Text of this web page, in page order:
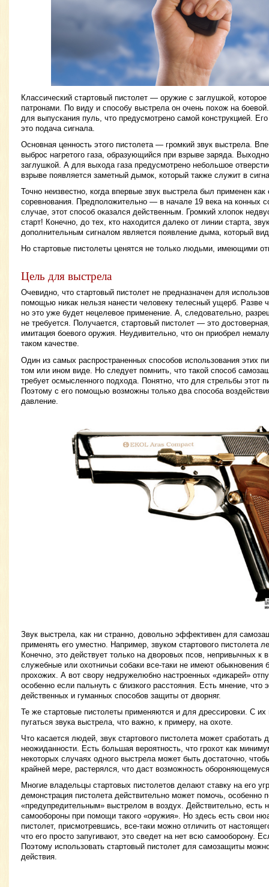
Классический стартовый пистолет — оружие с заглушкой,
патронами. По виду и способу выстрела он очень похож на
для выпускания пуль, что предусмотрено самой конструкцией.
это подача сигнала.
Основная ценность этого пистолета — громкий звук выстрела.
выброс нагретого газа, образующийся при взрыве заряда.
заглушкой. А для выхода газа предусмотрено небольшое
взрыве появляется заметный дымок, который также служит в
Точно неизвестно, когда впервые звук выстрела был применен как
соревнования. Предположительно — в начале 19 века на конных
случае, этот способ оказался действенным. Громкий хлопок
старт! Конечно, до тех, кто находится далеко от линии старта,
дополнительным сигналом является появление дыма, который
Но стартовые пистолеты ценятся не только людьми, имеющими
Цель для выстрела
Очевидно, что стартовый пистолет не предназначен для
помощью никак нельзя нанести человеку телесный ущерб. Разве
но это уже будет нецелевое применение. А, следовательно,
не требуется. Получается, стартовый пистолет — это
имитация боевого оружия. Неудивительно, что он приобрел
таком качестве.
Один из самых распространенных способов использования этих
том или ином виде. Но следует помнить, что такой способ
требует осмысленного подхода. Понятно, что для стрельбы этот
Поэтому с его помощью возможны только два способа
давление.
Звук выстрела, как ни странно, довольно эффективен для
применять его уместно. Например, звуком стартового пистолета
Конечно, это действует только на дворовых псов, непривычных к
служебные или охотничьи собаки все-таки не имеют обыкновения
прохожих. А вот свору недружелюбно настроенных «дикарей»
особенно если пальнуть с близкого расстояния. Есть мнение, что
действенных и гуманных способов защиты от дворняг.
Те же стартовые пистолеты применяются и для дрессировки. С
пугаться звука выстрела, что важно, к примеру, на охоте.
Что касается людей, звук стартового пистолета может
неожиданности. Есть большая вероятность, что грохот как
некоторых случаях одного выстрела может быть достаточно,
крайней мере, растерялся, что даст возможность
Многие владельцы стартовых пистолетов делают ставку на его
демонстрация пистолета действительно может помочь, особенно
«предупредительным» выстрелом в воздух. Действительно, есть
самообороны при помощи такого «оружия». Но здесь есть свои
пистолет, присмотревшись, все-таки можно отличить от
что его просто запугивают, это сведет на нет всю самооборону.
Поэтому использовать стартовый пистолет для самозащиты
действия.